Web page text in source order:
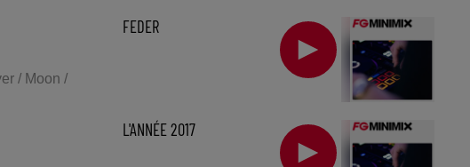
/ Moon /
FEDER
L'ANNÉE 2017